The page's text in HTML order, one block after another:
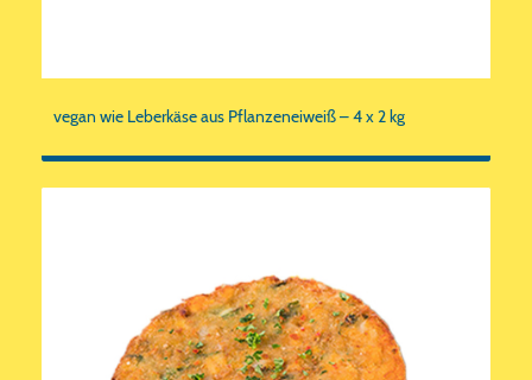
vegan wie Leberkäse aus Pflanzeneiweiß – 4 x 2 kg